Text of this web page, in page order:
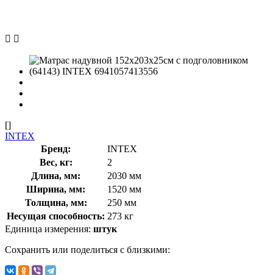
[]
INTEX
Бренд:
INTEX
Вес, кг:
2
Длина, мм:
2030 мм
Ширина, мм:
1520 мм
Толщина, мм:
250 мм
Несущая способность: 273 кг
Единица измерения: штук
Сохранить или поделиться с близкими: